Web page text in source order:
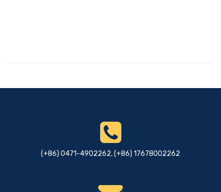
(+86) 0471-4902262, (+86) 17678002262